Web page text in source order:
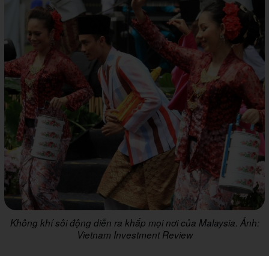
Không khí sôi động diễn ra khắp mọi nơi của Malaysia. Ảnh:
Vietnam Investment Review